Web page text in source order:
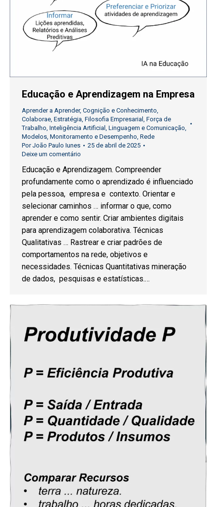
Educação e Aprendizagem na Empresa
Aprender a Aprender, Cognição e Conhecimento,
Colaborae, Estratégia, Filosofia Empresarial , Força de
Trabalho, Inteligência Artificial , Linguagem e Comunicação,
Modelos, Monitoramento e Desempenho, Rede
PorJoão Paulo Iunes
25 de abril de 2025
Deixe um comentário
Educação e Aprendizagem. Compreender
profundamente como o aprendizado é influenciado
pela pessoa, empresa e contexto. Orientar e
selecionar caminhos … informar o que, como
aprender e como sentir. Criar ambientes digitais
para aprendizagem colaborativa. Técnicas
Qualitativas … Rastrear e criar padrões de
comportamentos na rede, objetivos e
necessidades. Técnicas Quantitativas mineração
de dados, pesquisas e estatísticas.…